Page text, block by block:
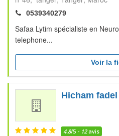
0539340279
Safaa Lytim spécialiste en
telephone...
Voir la
Hicham fadel
4.8/5 - 12avis